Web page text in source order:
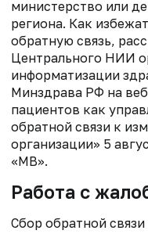
министерство или
региона. Как
обратную связь,
Центрального НИИ
информатизации
Минздрава РФ на
пациентов как
обратной связи к
организации» 5
«МВ».
Работа с
Сбор обратной